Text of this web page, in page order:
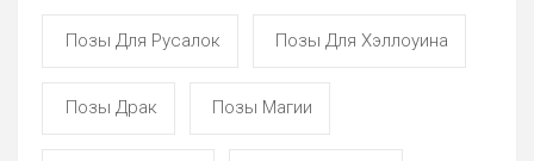
Позы Для Русалок Позы Для Хэллоуина
Позы Драк Позы Магии